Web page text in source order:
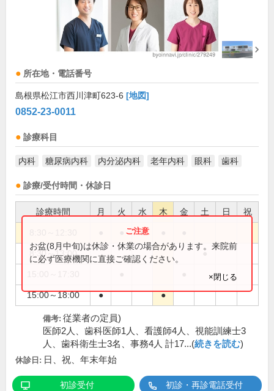
所在地・電話番号
島根県松江市西川津町623-6 [地図]
0852-23-0011
診療科目
内科 糖尿病内科 内分泌内科 老年内科 眼科 歯科
診療/受付時間・休診日
診療時間 月 火 水 木 金 土 日 祝
●
8:30～13:00 ●
15:00～18:00 ● ●
お盆(8月中旬)は休診・休業の場合があります。来院前
に必ず医療機関に直接ご確認ください。
×閉じる
備考: 従業者の定員)
医師2人、歯科医師1人、看護師4人、視能訓練士3
人、歯科衛生士3名、事務4人 計17...(続きを読む)
休診日: 日、祝、年末年始
初診受付 初診・再診電話受付